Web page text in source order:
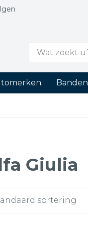
Zoek
Banden
Giulia